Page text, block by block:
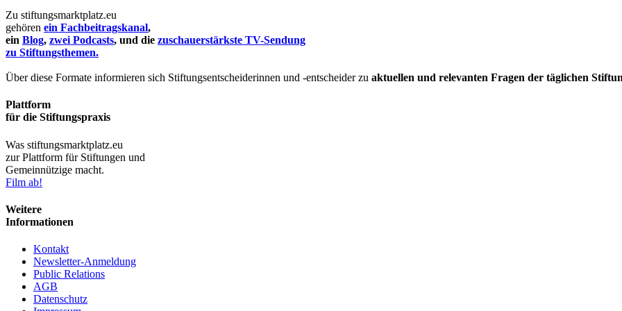
Zu stiftungsmarktplatz.eu
gehören ein Fachbeitragskanal,
ein Blog, zwei Podcasts, und die zuschauerstärkste TV-Sendung
zu Stiftungsthemen.
Über diese Formate informieren sich Stiftungsentscheiderinnen und -entscheider zu aktuellen und relevanten Fragen der täglichen
Plattform
für die Stiftungspraxis
Was stiftungsmarktplatz.eu
zur Plattform für Stiftungen und
Gemeinnützige macht.
Film ab!
Weitere
Informationen
Kontakt
Newsletter-Anmeldung
Public Relations
AGB
Datenschutz